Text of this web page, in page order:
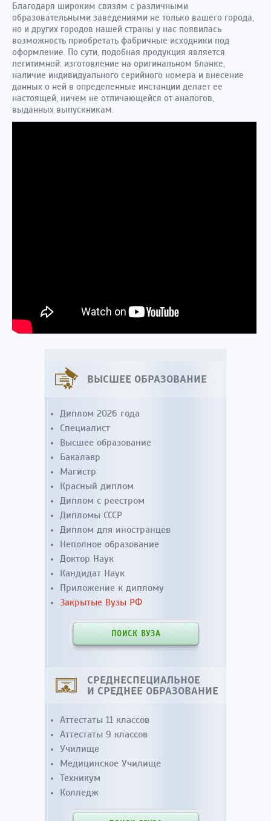
Благодаря широким связям с различными
образовательными заведениями не только вашего города,
но и других городов нашей страны у нас появилась
возможность приобретать фабричные исходники под
оформление. По сути, подобная продукция является
легитимной: изготовление на оригинальном бланке,
наличие индивидуального серийного номера и внесение
данных о ней в определенные инстанции делает ее
настоящей, ничем не отличающейся от аналогов,
выданных выпускникам.
ВЫСШЕЕ ОБРАЗОВАНИЕ
Диплом 2026 года
Специалист
Высшее образование
Бакалавр
Магистр
Красный диплом
Диплом с реестром
Дипломы СССР
Диплом для иностранцев
Неполное образование
Доктор Наук
Кандидат Наук
Приложение к диплому
Закрытые Вузы РФ
ПОИСК ВУЗА
СРЕДНЕСПЕЦИАЛЬНОЕ
И СРЕДНЕЕ ОБРАЗОВАНИЕ
Аттестаты 11 классов
Аттестаты 9 классов
Училище
Медицинское Училище
Техникум
Колледж